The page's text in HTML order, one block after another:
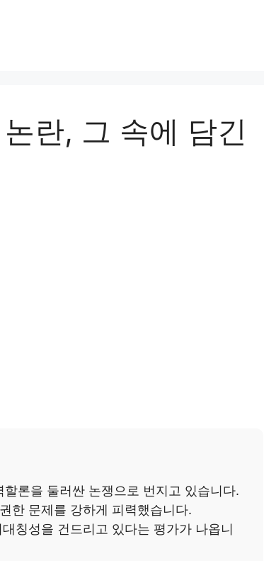
란, 그 속에 담긴
론을 둘러싼 논쟁으로 번지고 있습니다.
한 문제를 강하게 피력했습니다.
칭성을 건드리고 있다는 평가가 나옵니